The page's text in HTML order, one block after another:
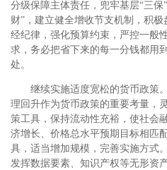
分级保障主体责任，兜牢基层“三
财”，建立健全增收节支机制，积
经纪律，强化预算约束，严控一般
求，务必把省下来的每一分钱都用
处。
继续实施适度宽松的货币政策
理回升作为货币政策的重要考量，
策工具，保持流动性充裕，使社会
济增长、价格总水平预期目标相匹
具，适当增加规模，完善实施方式
发挥数据要素、知识产权等无形资